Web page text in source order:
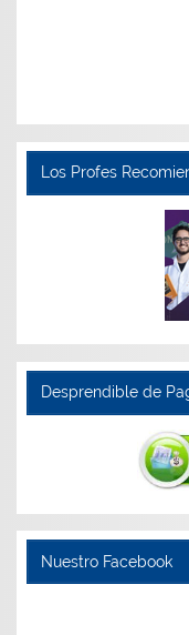
Los Profes
Desprendible de
Nuestro Facebook